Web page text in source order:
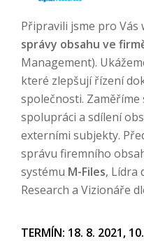
Připravili jsme pro
správy obsahu ve
Management).
které zlepšují řízení
společnosti.
spolupráci a sdílení
externími subjekty.
správu firemního
systému M-Files, Lídra
Research a Vizionáře
TERMÍN: 18. 8. 2021,